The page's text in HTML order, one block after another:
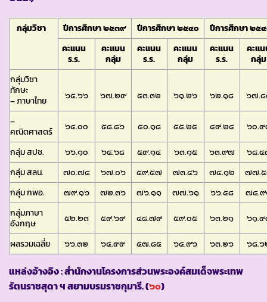
กลุ่มวิชา ปีการศึกษา ๒๕๓๙ ปีการศึกษา ๒๕๔๐
ปีการศึกษา ๒๕
คะแนน
ร.ร.
คะแนน
กลุ่ม
คะแนน
ร.ร.
คะแนน
กลุ่ม
คะแนน
ร.ร.
คะแ
กลุ่ม
กลุ่มวิชา
ทักษะ
– ภาษาไทย
๖๕.๖๖ ๖๗.๒๙ ๕๓.๓๒ ๖๑.๒๖ ๖๒.๑๘
๖๗.
–
คณิตศาสตร์
๖๔.๐๐ ๕๘.๘๖ ๕๐.๑๘ ๕๕.๒๕ ๔๙.๒๔
๖๐.
กลุ่ม สปช.
๖๖.๑๐ ๖๔.๖๘ ๕๙.๑๔ ๖๓.๑๕ ๖๓.๙๗
๖๘.
กลุ่ม สลน.
๗๐.๗๔ ๖๗.๐๖ ๕๙.๕๗ ๗๓.๔๖ ๗๔.๑๒
๗๗.
กลุ่ม กพอ.
๗๙.๑๖ ๗๒.๓๖ ๗๖.๑๑ ๗๗.๖๑ ๖๖.๕๘
๗๔.
กลุ่มภาษา
อังกฤษ
๕๒.๒๓ ๕๙.๖๙ ๔๘.๗๙ ๕๙.๐๕ ๖๓.๒๑
๖๑.
ผลรวมเฉลี่ย
๖๖.๓๒ ๖๔.๙๙ ๕๗.๘๕ ๖๔.๙๖ ๖๓.๒๖ ๖๘.
แหล่งอ้างอิง : สำนักงานโครงการส่วนพระองค์สมเด็จพระเทพ
รัตนราชสุดา ฯ สยามบรมราชกุมารี. (๖๐)